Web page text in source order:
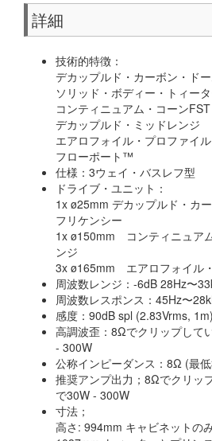
詳細
技術的特徴：
デカップルド・カーボン・ド
ソリッド・ボディー・トィー
コンティニュアム・コーン
デカップルド・ミッドレンジ
エアロフォイル・プロファイ
フローポート™
仕様：3ウェイ・バスレフ型
ドライブ・ユニット：
1x ø25mm デカップルド・カ
フリケンシー
1x ø150mm コンティニュア
ンジ
3x ø165mm エアロフォイル
周波数レンジ：-6dB 28Hz〜
周波数レスポンス：45Hz〜
感度：90dB spl (2.83Vrms, 1m)
高調波歪：8Ωでクリップして
- 300W
公称インピーダンス：8Ω (最
推奨アンプ出力；8Ωでクリッ
で30W - 300W
寸法；
高さ: 994mm キャビネットの